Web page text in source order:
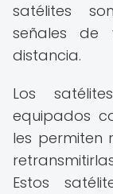
satélites
señales
distancia.
Los
equipados
les permiten
Estos